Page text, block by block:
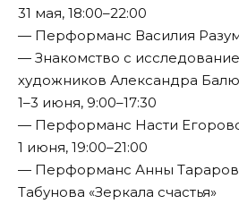
31 мая, 18:00–22:00
— Перформанс Василия
— Знакомство с
художников Александра
1–3 июня, 9:00–17:30
— Перформанс Насти
1 июня, 19:00–21:00
— Перформанс Анны
Табунова «Зеркала счастья»